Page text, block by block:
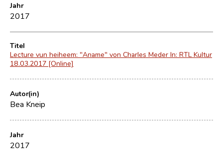
Jahr
2017
Titel
Lecture vun heiheem: "Aname" von Charles Meder In: RTL Kultur
18.03.2017 [Online]
Autor(in)
Bea Kneip
Jahr
2017